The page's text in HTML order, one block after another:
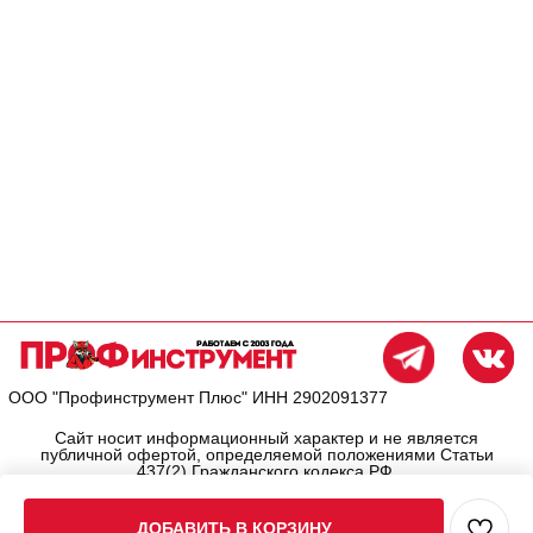
ДОБАВИТЬ В КОРЗИНУ